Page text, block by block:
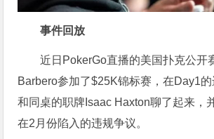
事件回放
近日PokerGo直播的美国扑克公开
Barbero参加了$25K锦标赛，在Day1
和同桌的职牌Isaac Haxton聊了起来，
在2月份陷入的违规争议。